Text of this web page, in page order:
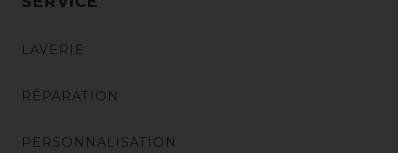
LAVERIE
RÉPARATION
PERSONNALISATION